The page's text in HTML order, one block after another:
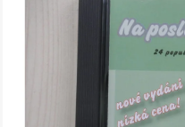
hvězdiček.